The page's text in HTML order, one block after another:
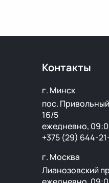
Контакты
г. Минск
пос.
16/5
ежедневно,
+375 (29) 644-
г. Москва
Лианозовский